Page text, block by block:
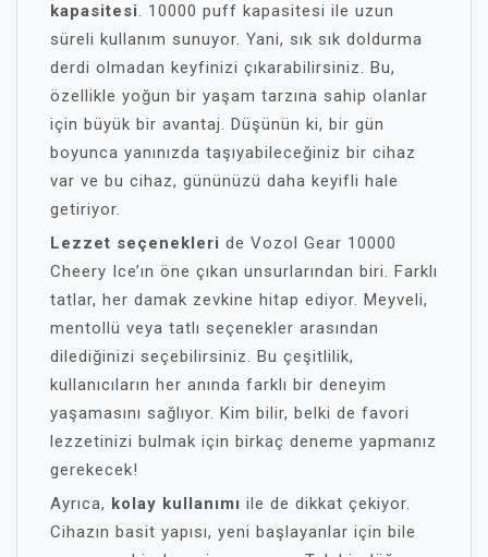
kapasitesi. 10000 puff kapasitesi ile uzun
süreli kullanım sunuyor. Yani, sık sık doldurma
derdi olmadan keyfinizi çıkarabilirsiniz. Bu,
özellikle yoğun bir yaşam tarzına sahip olanlar
için büyük bir avantaj. Düşünün ki, bir gün
boyunca yanınızda taşıyabileceğiniz bir cihaz
var ve bu cihaz, gününüzü daha keyifli hale
getiriyor.
Lezzet seçenekleri de Vozol Gear 10000
Cheery Ice’ın öne çıkan unsurlarından biri. Farklı
tatlar, her damak zevkine hitap ediyor. Meyveli,
mentollü veya tatlı seçenekler arasından
dilediğinizi seçebilirsiniz. Bu çeşitlilik,
kullanıcıların her anında farklı bir deneyim
yaşamasını sağlıyor. Kim bilir, belki de favori
lezzetinizi bulmak için birkaç deneme yapmanız
gerekecek!
Ayrıca, kolay kullanımı ile de dikkat çekiyor.
Cihazın basit yapısı, yeni başlayanlar için bile